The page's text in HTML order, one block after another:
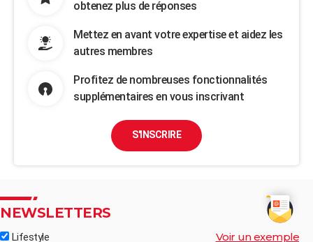
obtenez plus de réponses
Mettez en avant votre expertise et aidez les
autres membres
Profitez de nombreuses fonctionnalités
supplémentaires en vous inscrivant
S'INSCRIRE
NEWSLETTERS
Lifestyle Voir un exemple